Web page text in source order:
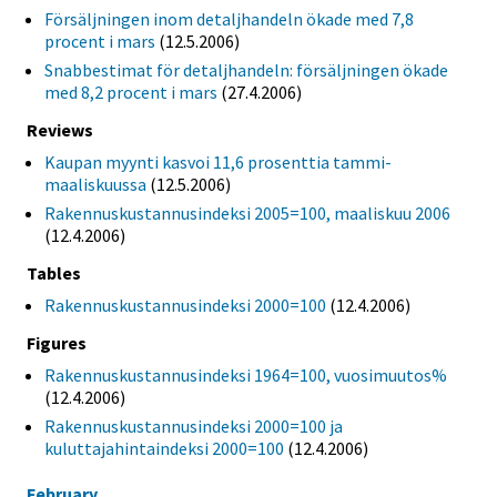
Försäljningen inom detaljhandeln ökade med 7,8
procent i mars (12.5.2006)
Snabbestimat för detaljhandeln: försäljningen ökade
med 8,2 procent i mars (27.4.2006)
Reviews
Kaupan myynti kasvoi 11,6 prosenttia tammi-
maaliskuussa (12.5.2006)
Rakennuskustannusindeksi 2005=100, maaliskuu 2006
(12.4.2006)
Tables
Rakennuskustannusindeksi 2000=100 (12.4.2006)
Figures
Rakennuskustannusindeksi 1964=100, vuosimuutos%
(12.4.2006)
Rakennuskustannusindeksi 2000=100 ja
kuluttajahintaindeksi 2000=100 (12.4.2006)